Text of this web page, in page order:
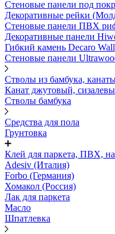
Стеновые панели под
Декоративные рейки
Стеновые панели ПВХ
Декоративные панели
Гибкий камень Decaro
Стеновые панели
Стволы из бамбука,
Канат джутовый,
Стволы бамбука
Средства для пола
Грунтовка
Клей для паркета, ПВХ,
Adesiv (Италия)
Forbo (Германия)
Хомакол (Россия)
Лак для паркета
Масло
Шпатлевка